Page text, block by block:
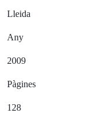
Lleida
Any
2009
Pàgines
128